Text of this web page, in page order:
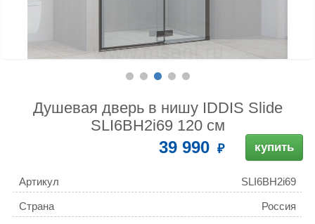
Душевая дверь в нишу IDDIS Slide
SLI6BH2i69 120 см
39 990 купить
Артикул SLI6BH2i69
Страна Россия